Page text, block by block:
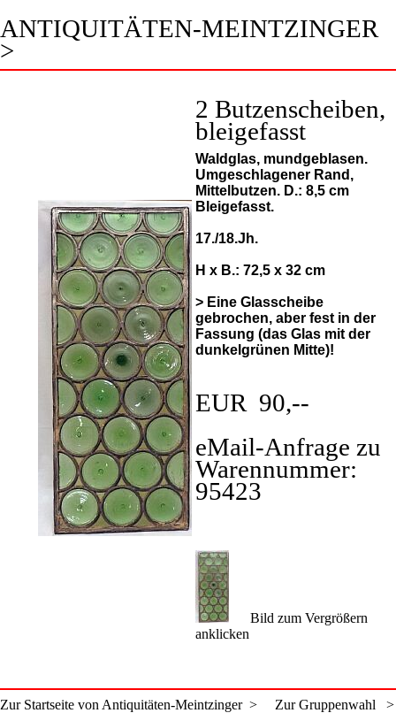
ANTIQUITÄTEN-MEINTZINGER
>
2 Butzenscheiben,
bleigefasst
Waldglas, mundgeblasen.
Umgeschlagener Rand,
Mittelbutzen. D.: 8,5 cm
Bleigefasst.
17./18.Jh.
H x B.: 72,5 x 32 cm
> Eine Glasscheibe
gebrochen, aber fest in der
Fassung (das Glas mit der
dunkelgrünen Mitte)!
EUR 90,--
eMail-Anfrage zu
Warennummer:
95423
Bild zum Vergrößern
anklicken
Zur Startseite von Antiquitäten-Meintzinger > Zur Gruppenwahl >